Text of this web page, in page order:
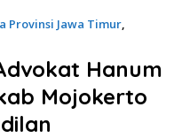
Provinsi Jawa Timur,
Hanum
Mojokerto